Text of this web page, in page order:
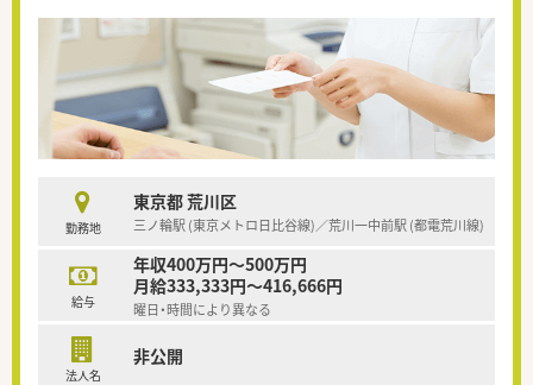
勤務地
東京都 荒川区
三ノ輪駅 (東京メトロ日比谷線)／荒川一中前駅 (都電荒川線)
給与
年収400万円～500万円
月給333,333円～416,666円
曜日・時間により異なる
法人名
非公開